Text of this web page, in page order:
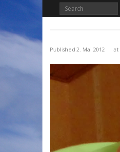
Published 2. Mai 2012 at